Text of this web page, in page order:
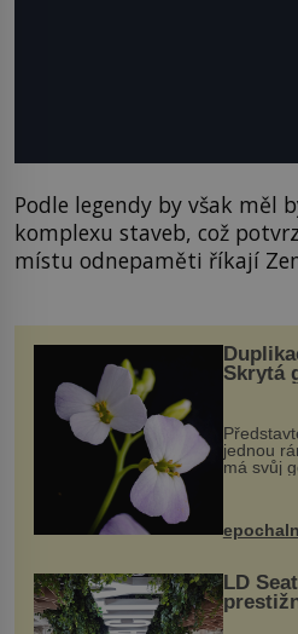
Podle legendy by však měl
komplexu staveb, což
místu odnepaměti říkají
Skrytá
jednou
má svůj
LD